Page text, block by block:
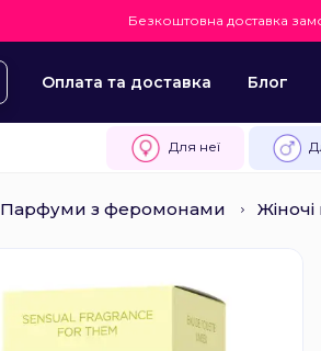
Безкоштовна доставка
Оплата та доставка Блог
Для неї
Парфуми з феромонами